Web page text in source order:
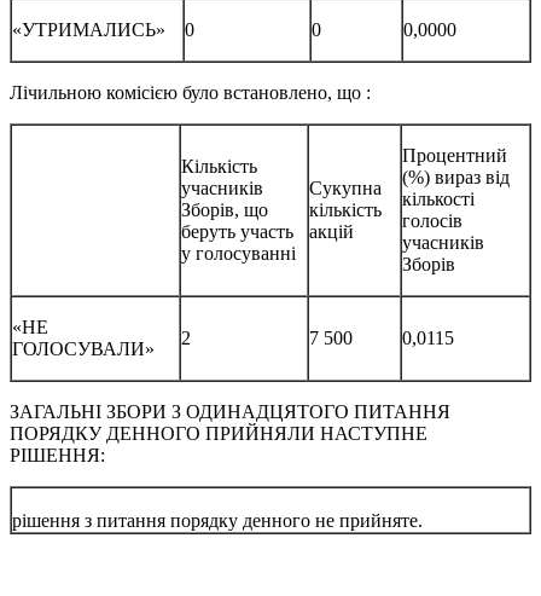
«УТРИМАЛИСЬ» 0 0 0,0000
Лічильною комісією було встановлено, що :
Кількість
учасників
Зборів, що
беруть участь
у голосуванні
Сукупна
кількість
акцій
Процентний
(%) вираз від
кількості
голосів
учасників
Зборів
«НЕ
ГОЛОСУВАЛИ»
2 7 500 0,0115
ЗАГАЛЬНІ ЗБОРИ З ОДИНАДЦЯТОГО ПИТАННЯ
ПОРЯДКУ ДЕННОГО ПРИЙНЯЛИ НАСТУПНЕ
РІШЕННЯ:
рішення з питання порядку денного не прийняте.